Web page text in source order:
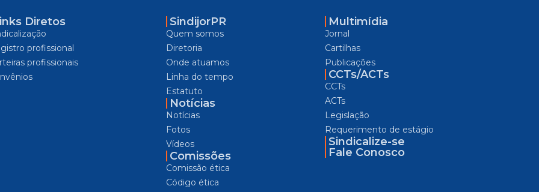
Diretos
profissional
profissionais
SindijorPR
Quem somos
Diretoria
Onde atuamos
Linha do tempo
Estatuto
Notícias
Notícias
Fotos
Vídeos
Comissões
Comissão ética
Código ética
Multimídia
Jornal
Cartilhas
Publicações
CCTs/ACTs
CCTs
ACTs
Legislação
Requerimento de estágio
Sindicalize-se
Fale Conosco